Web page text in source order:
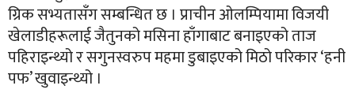
ग्रिक सभ्यतासँग सम्बन्धित छ । प्राचीन ओलम्पियामा विजयी
खेलाडीहरूलाई जैतुनको मसिना हाँगाबाट बनाइएको ताज
पहिराइन्थ्यो र सगुनस्वरुप महमा डुबाइएको मिठो परिकार ‘हनी
पफ’ खुवाइन्थ्यो ।